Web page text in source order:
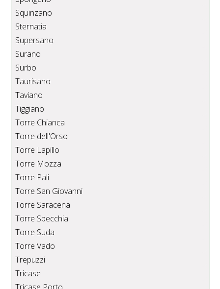
Squinzano
Sternatia
Supersano
Surano
Surbo
Taurisano
Taviano
Tiggiano
Torre Chianca
Torre dell'Orso
Torre Lapillo
Torre Mozza
Torre Pali
Torre San Giovanni
Torre Saracena
Torre Specchia
Torre Suda
Torre Vado
Trepuzzi
Tricase